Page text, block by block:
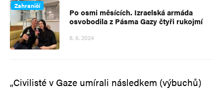
Zahraničí
Po osmi měsících. Izraelská armáda
osvobodila z Pásma Gazy čtyři rukojmí
8. 6. 2024
„Civilisté v Gaze umírali následkem (výbuchů)